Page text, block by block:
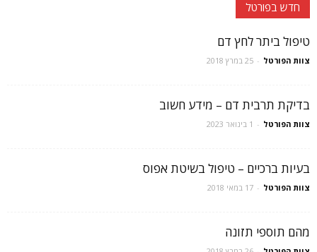
חדש בפורטל
טיפול ביתר לחץ דם
צוות הפורטל - 25 במרץ 2018
בדיקת תרבית דם – מידע חשוב
צוות הפורטל - 1 בינואר 2023
בעיות ברכיים – טיפול בשיטת אפוס
צוות הפורטל - 17 במאי 2018
מהם תוספי תזונה